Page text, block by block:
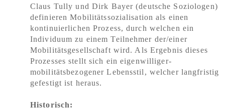
Claus Tully und Dirk Bayer (deutsche Soziologen)
definieren Mobilitätssozialisation als einen
kontinuierlichen Prozess, durch welchen ein
Individuum zu einem Teilnehmer der/einer
Mobilitätsgesellschaft wird. Als Ergebnis dieses
Prozesses stellt sich ein eigenwilliger-
mobilitätsbezogener Lebensstil, welcher langfristig
gefestigt ist heraus.
Historisch: